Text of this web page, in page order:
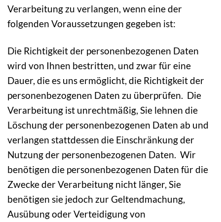
Verarbeitung zu verlangen, wenn eine der
folgenden Voraussetzungen gegeben ist:
Die Richtigkeit der personenbezogenen Daten
wird von Ihnen bestritten, und zwar für eine
Dauer, die es uns ermöglicht, die Richtigkeit der
personenbezogenen Daten zu überprüfen. Die
Verarbeitung ist unrechtmäßig, Sie lehnen die
Löschung der personenbezogenen Daten ab und
verlangen stattdessen die Einschränkung der
Nutzung der personenbezogenen Daten. Wir
benötigen die personenbezogenen Daten für die
Zwecke der Verarbeitung nicht länger, Sie
benötigen sie jedoch zur Geltendmachung,
Ausübung oder Verteidigung von